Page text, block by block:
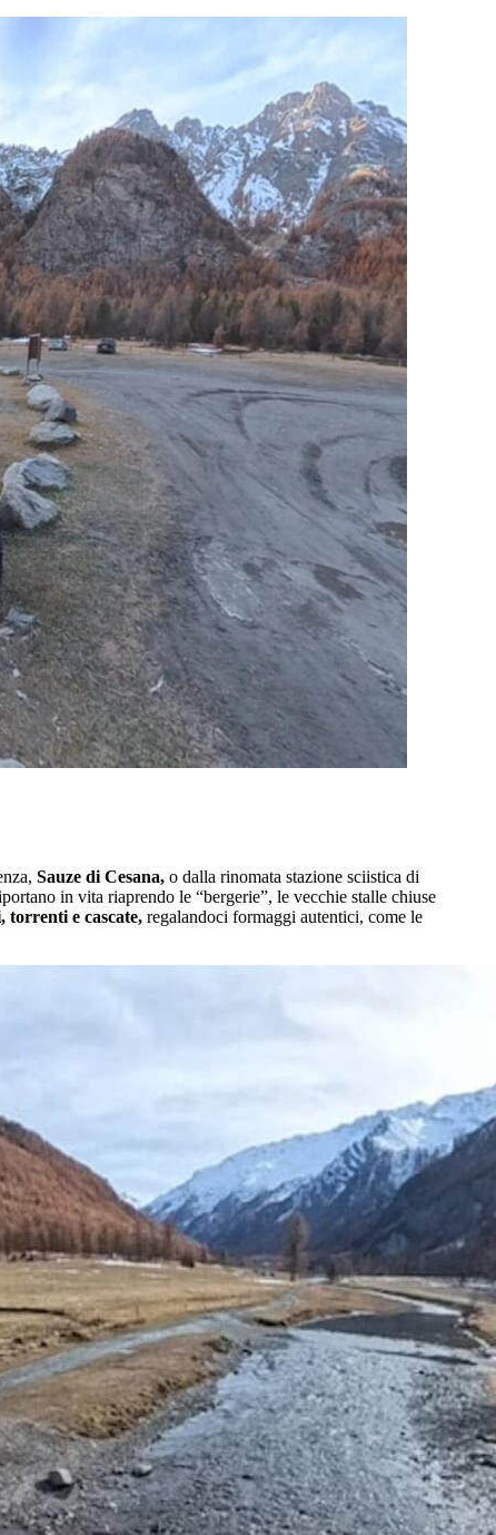
Sauze di Cesana, o dalla rinomata stazione sciistica di
in vita riaprendo le “bergerie”, le vecchie stalle chiuse
torrenti e cascate, regalandoci formaggi autentici, come le